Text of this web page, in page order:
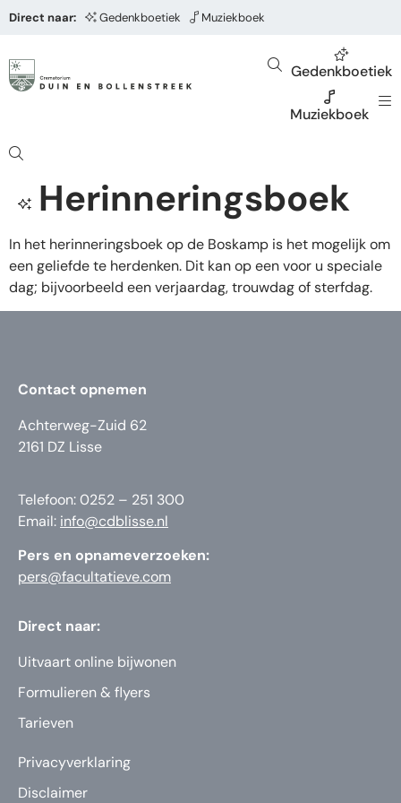
Direct naar: Gedenkboetiek Muziekboek
Gedenkboetiek
Muziekboek
Herinneringsboek
In het herinneringsboek op de Boskamp is het mogelijk om
een geliefde te herdenken. Dit kan op een voor u speciale
dag; bijvoorbeeld een verjaardag, trouwdag of sterfdag.
Contact opnemen
Achterweg-Zuid 62
2161 DZ Lisse
Telefoon: 0252 – 251 300
Email: info@cdblisse.nl
Pers en opnameverzoeken:
pers@facultatieve.com
Direct naar:
Uitvaart online bijwonen
Formulieren & flyers
Tarieven
Privacyverklaring
Disclaimer